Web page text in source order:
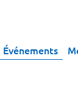
Événements